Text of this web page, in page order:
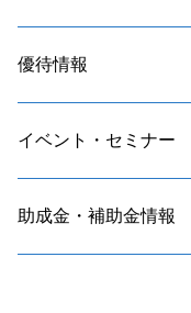
優待情報
イベント・セミナー
助成金・補助金情報